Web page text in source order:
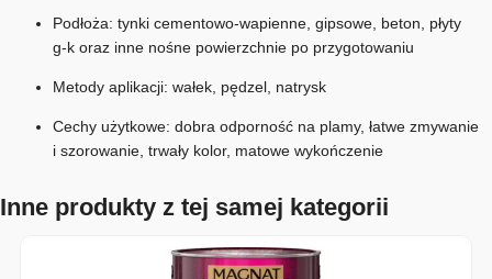
Podłoża: tynki cementowo‑wapienne, gipsowe, beton, płyty
g‑k oraz inne nośne powierzchnie po przygotowaniu
Metody aplikacji: wałek, pędzel, natrysk
Cechy użytkowe: dobra odporność na plamy, łatwe zmywanie
i szorowanie, trwały kolor, matowe wykończenie
Inne produkty z tej samej kategorii